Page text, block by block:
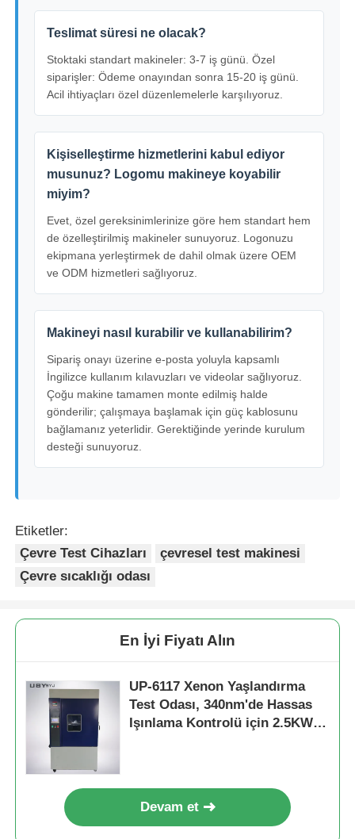
Teslimat süresi ne olacak?
Stoktaki standart makineler: 3-7 iş günü. Özel
siparişler: Ödeme onayından sonra 15-20 iş günü.
Acil ihtiyaçları özel düzenlemelerle karşılıyoruz.
Kişiselleştirme hizmetlerini kabul ediyor
musunuz? Logomu makineye koyabilir
miyim?
Evet, özel gereksinimlerinize göre hem standart hem
de özelleştirilmiş makineler sunuyoruz. Logonuzu
ekipmana yerleştirmek de dahil olmak üzere OEM
ve ODM hizmetleri sağlıyoruz.
Makineyi nasıl kurabilir ve kullanabilirim?
Sipariş onayı üzerine e-posta yoluyla kapsamlı
İngilizce kullanım kılavuzları ve videolar sağlıyoruz.
Çoğu makine tamamen monte edilmiş halde
gönderilir; çalışmaya başlamak için güç kablosunu
bağlamanız yeterlidir. Gerektiğinde yerinde kurulum
desteği sunuyoruz.
Etiketler:
Çevre Test Cihazları
çevresel test makinesi
Çevre sıcaklığı odası
En İyi Fiyatı Alın
UP-6117 Xenon Yaşlandırma
Test Odası, 340nm'de Hassas
Işınlama Kontrolü için 2.5KW
Devam et